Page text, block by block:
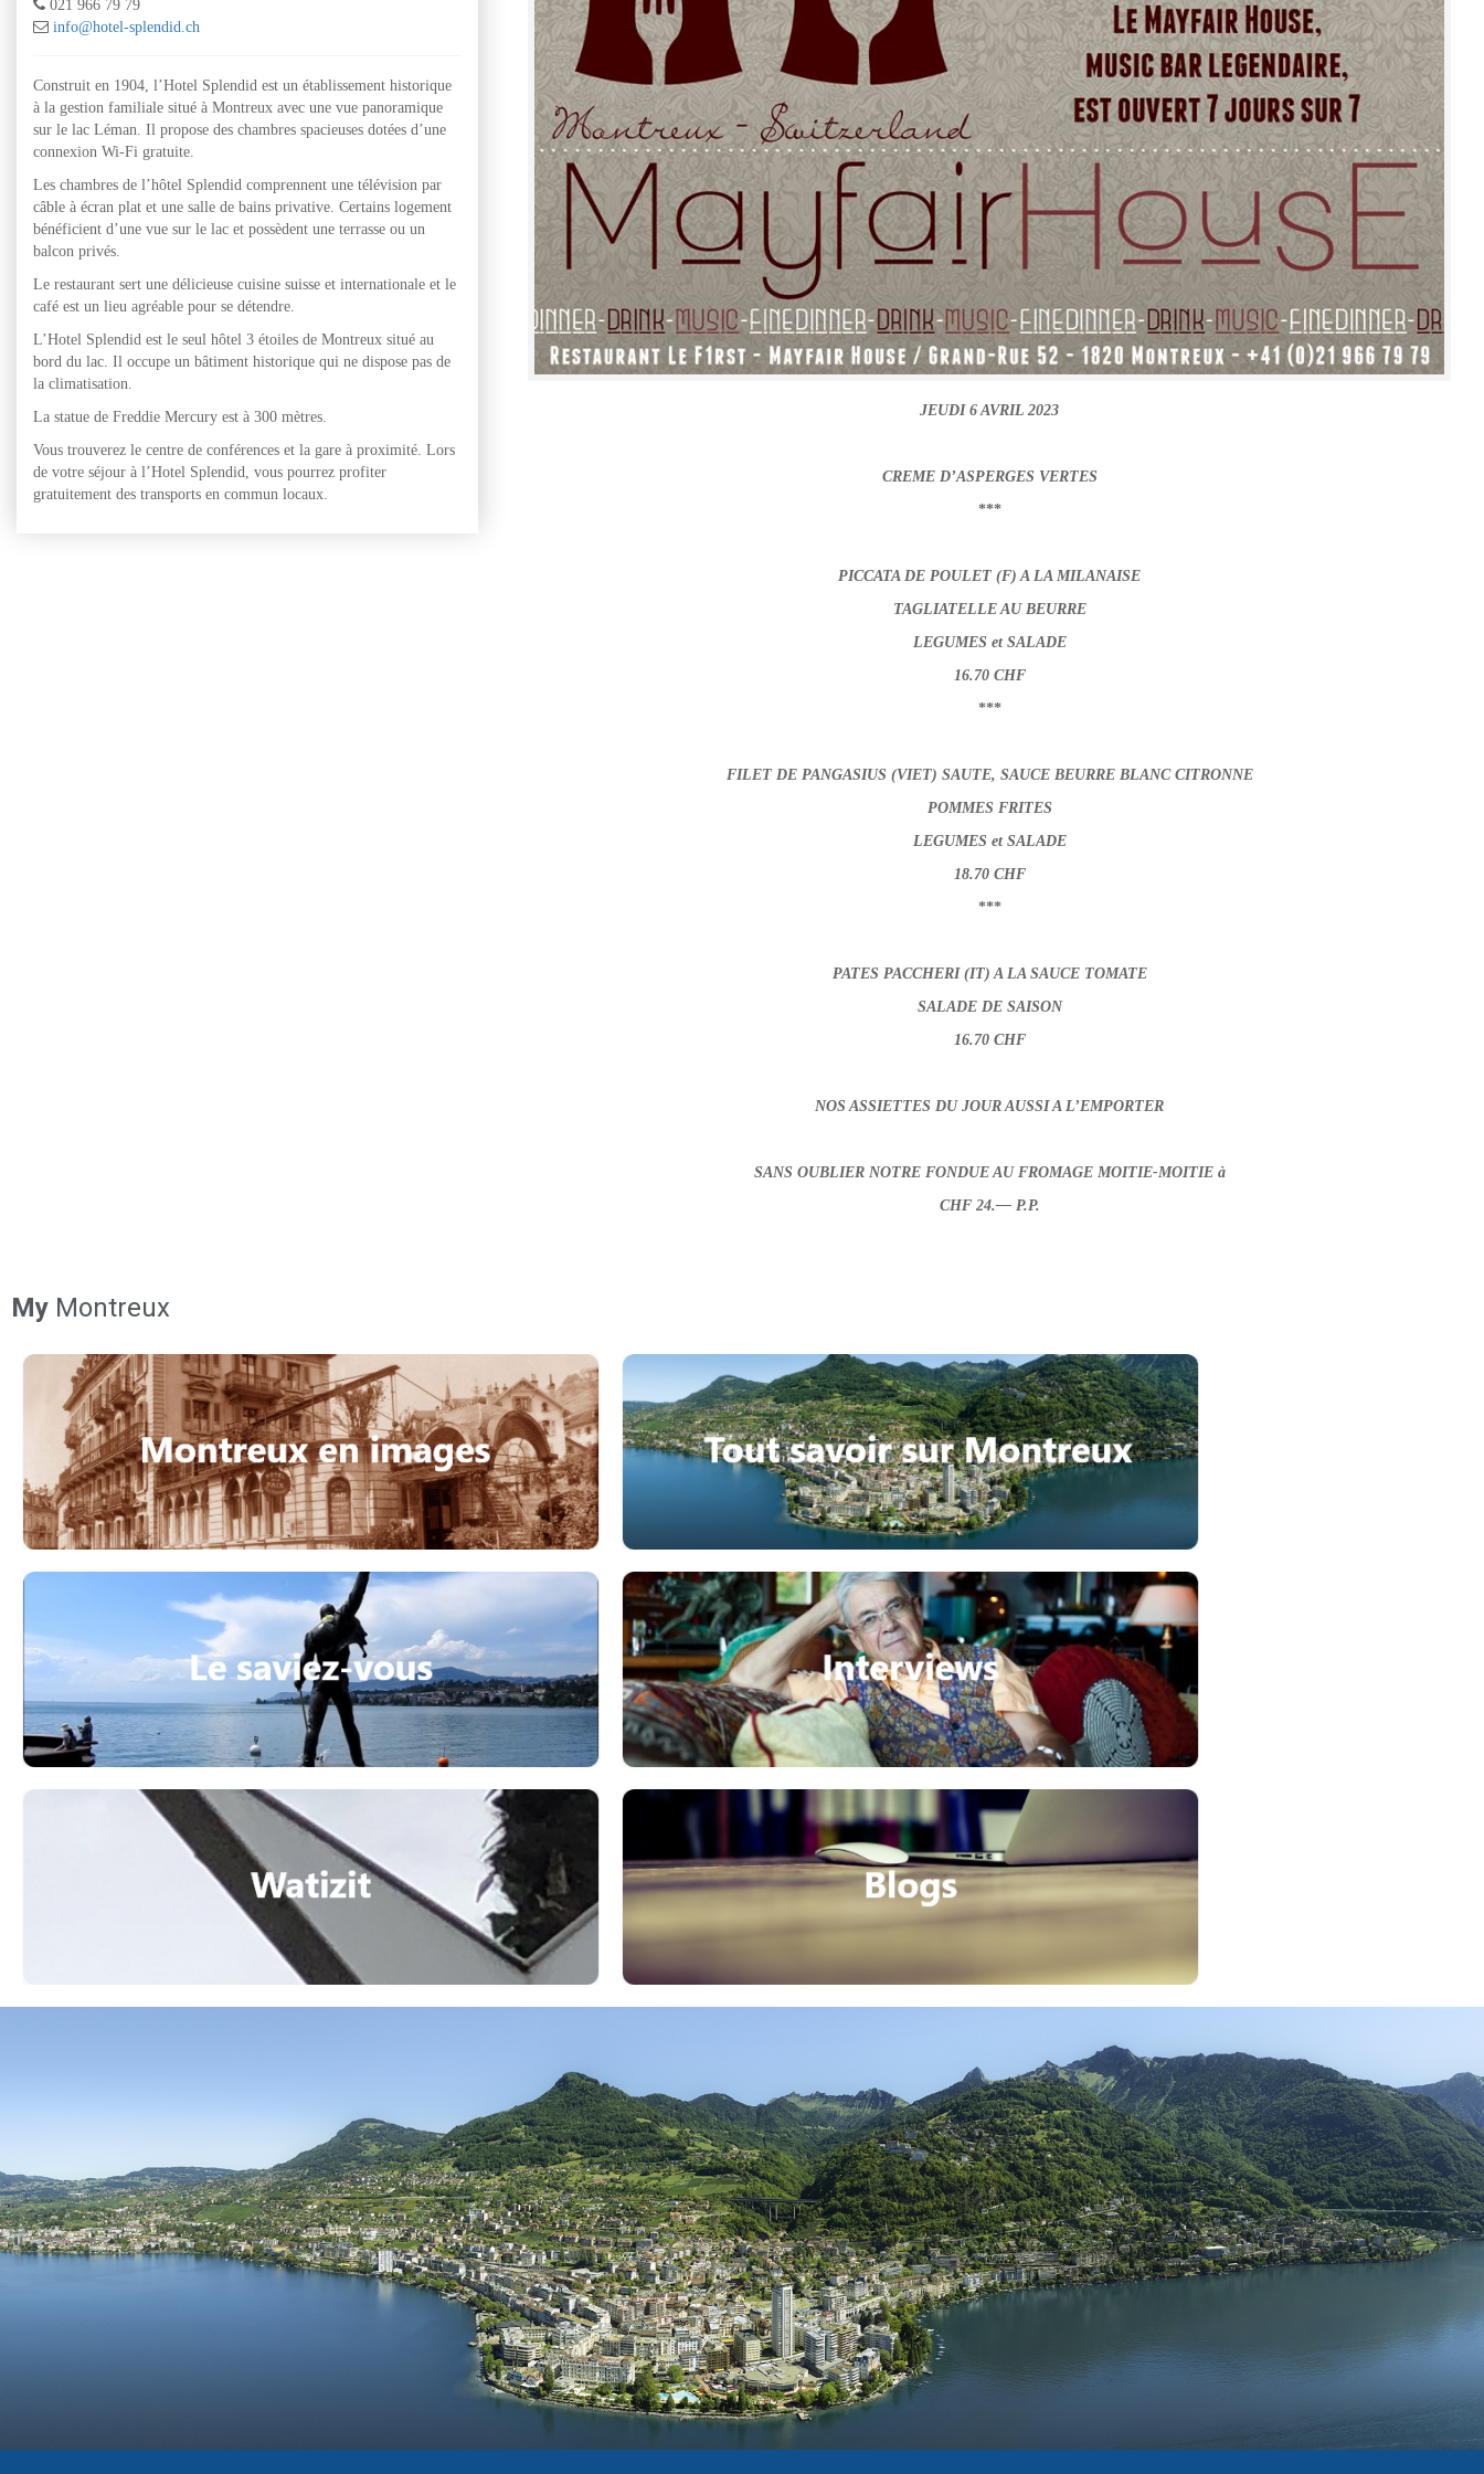
021 966 79 79
info@hotel-splendid.ch
Construit en 1904, l’Hotel Splendid est un établissement historique
à la gestion familiale situé à Montreux avec une vue panoramique
sur le lac Léman. Il propose des chambres spacieuses dotées d’une
connexion Wi-Fi gratuite.
Les chambres de l’hôtel Splendid comprennent une télévision par
câble à écran plat et une salle de bains privative. Certains logement
bénéficient d’une vue sur le lac et possèdent une terrasse ou un
balcon privés.
Le restaurant sert une délicieuse cuisine suisse et internationale et le
café est un lieu agréable pour se détendre.
L’Hotel Splendid est le seul hôtel 3 étoiles de Montreux situé au
bord du lac. Il occupe un bâtiment historique qui ne dispose pas de
la climatisation.
La statue de Freddie Mercury est à 300 mètres.
Vous trouverez le centre de conférences et la gare à proximité. Lors
de votre séjour à l’Hotel Splendid, vous pourrez profiter
gratuitement des transports en commun locaux.
JEUDI 6 AVRIL 2023
CREME D’ASPERGES VERTES
***
PICCATA DE POULET (F) A LA MILANAISE
TAGLIATELLE AU BEURRE
LEGUMES et SALADE
16.70 CHF
***
FILET DE PANGASIUS (VIET) SAUTE, SAUCE BEURRE BLANC CITRONNE
POMMES FRITES
LEGUMES et SALADE
18.70 CHF
***
PATES PACCHERI (IT) A LA SAUCE TOMATE
SALADE DE SAISON
16.70 CHF
NOS ASSIETTES DU JOUR AUSSI A L’EMPORTER
SANS OUBLIER NOTRE FONDUE AU FROMAGE MOITIE-MOITIE à
CHF 24.— P.P.
My Montreux